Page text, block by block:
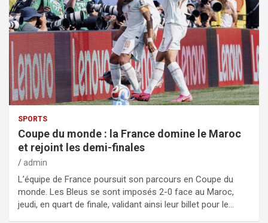
SPORTS
Coupe du monde : la France domine le Maroc
et rejoint les demi-finales
admin
L’équipe de France poursuit son parcours en Coupe du
monde. Les Bleus se sont imposés 2-0 face au Maroc,
jeudi, en quart de finale, validant ainsi leur billet pour le…